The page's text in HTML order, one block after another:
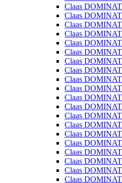
Claas
Claas
Claas
Claas
Claas
Claas
Claas
Claas
Claas
Claas
Claas
Claas
Claas
Claas
Claas
Claas
Claas
Claas
Claas
Claas